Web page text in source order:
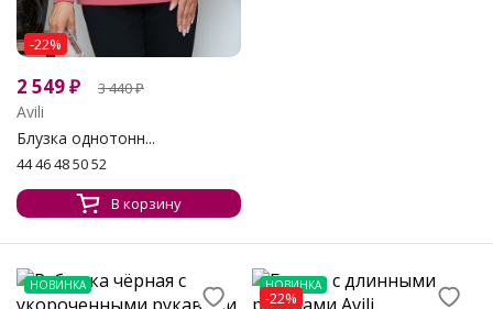
-22%
2 549₽ 3 440₽
Avili
Блузка однотонн...
44 46 48 50 52
В корзину
НОВИНКА НОВИНКА
-22%